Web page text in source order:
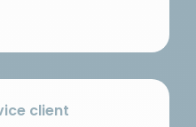
client